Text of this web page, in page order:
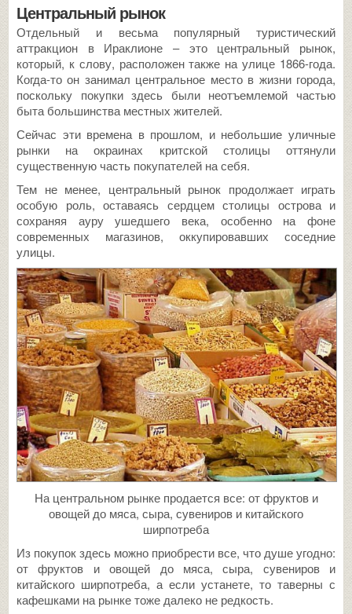
Центральный рынок
Отдельный и весьма популярный туристический
аттракцион в Ираклионе – это центральный рынок,
который, к слову, расположен также на улице 1866-года.
Когда-то он занимал центральное место в жизни города,
поскольку покупки здесь были неотъемлемой частью
быта большинства местных жителей.
Сейчас эти времена в прошлом, и небольшие уличные
рынки на окраинах критской столицы оттянули
существенную часть покупателей на себя.
Тем не менее, центральный рынок продолжает играть
особую роль, оставаясь сердцем столицы острова и
сохраняя ауру ушедшего века, особенно на фоне
современных магазинов, оккупировавших соседние
улицы.
На центральном рынке продается все: от фруктов и
овощей до мяса, сыра, сувениров и китайского
ширпотреба
Из покупок здесь можно приобрести все, что душе угодно:
от фруктов и овощей до мяса, сыра, сувениров и
китайского ширпотреба, а если устанете, то таверны с
кафешками на рынке тоже далеко не редкость.